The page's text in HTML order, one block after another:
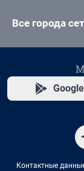
Все города
Контактные